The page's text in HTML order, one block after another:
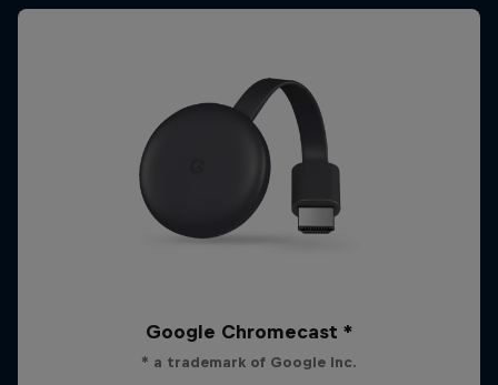
Google Chromecast *
* a trademark of Google Inc.